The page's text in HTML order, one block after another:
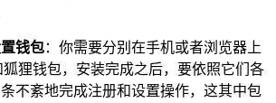
钱包：你需要分别在手机或者浏览器上
狐狸钱包，安装完成之后，要依照它们各
不紊地完成注册和设置操作，这其中包